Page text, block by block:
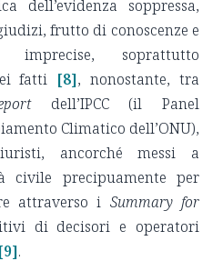
dell’evidenza soppressa,
frutto di conoscenze e
imprecise, soprattutto
fatti [8], nonostante, tra
dell’IPCC (il Panel
Climatico dell’ONU),
ancorché messi a
civile precipuamente per
attraverso i Summary for
di decisori e operatori
[9].